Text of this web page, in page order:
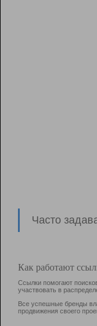
Часто
Как работают
Ссылки помогают
участвовать в
Все успешные бренды
продвижения своего